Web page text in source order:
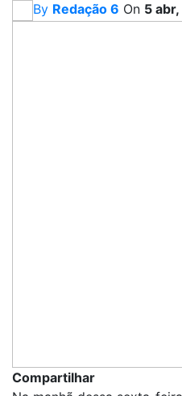
By Redação 6 On 5
Compartilhar